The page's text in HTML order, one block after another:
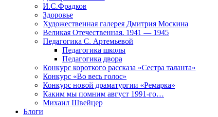
И.С.Фрадков
Здоровье
Художественная галерея Дмитрия Москина
Великая Отечественная. 1941 — 1945
Педагогика С. Артемьевой
Педагогика школы
Педагогика двора
Конкурс короткого рассказа «Сестра таланта»
Конкурс «Во весь голос»
Конкурс новой драматургии «Ремарка»
Каким мы помним август 1991-го…
Михаил Швейцер
Блоги